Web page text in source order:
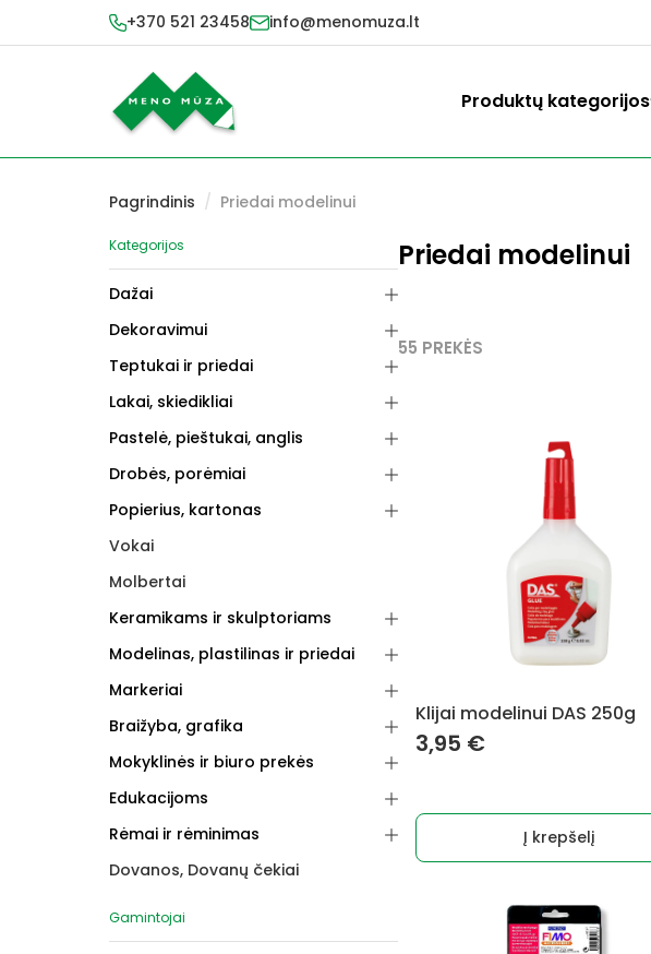
+370 521 23458 info@menomuza.lt
Produktų kategorijos
Pagrindinis / Priedai modelinui
Kategorijos
Dažai
Dekoravimui
Teptukai ir priedai
Lakai, skiedikliai
Pastelė, pieštukai, anglis
Drobės, porėmiai
Popierius, kartonas
Vokai
Molbertai
Keramikams ir skulptoriams
Modelinas, plastilinas ir priedai
Markeriai
Braižyba, grafika
Mokyklinės ir biuro prekės
Edukacijoms
Rėmai ir rėminimas
Dovanos, Dovanų čekiai
Gamintojai
Priedai modelinui
55 PREKĖS
Klijai modelinui DAS 250g
3,95 €
Į krepšelį